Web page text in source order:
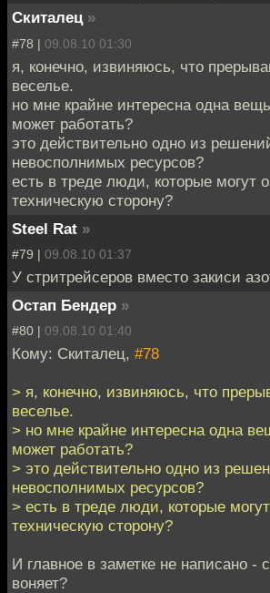
Скиталец »
#78 | 09.08.10 01:30
я, конечно, извиняюсь, что
веселье.
но мне крайне интересна одна
может работать?
это действительно одно из
невосполнимых ресурсов?
есть в треде люди, которые могут
техническую сторону?
Steel Rat »
#79 | 09.08.10 01:37
У стритрейсеров вместо закиси
Остап Бендер »
#80 | 09.08.10 01:40
Кому: Скиталец, #78
> я, конечно, извиняюсь, что
веселье.
> но мне крайне интересна одна
может работать?
> это действительно одно из
невосполнимых ресурсов?
> есть в треде люди, которые
техническую сторону?
И главное в заметке не написано -
воняет?